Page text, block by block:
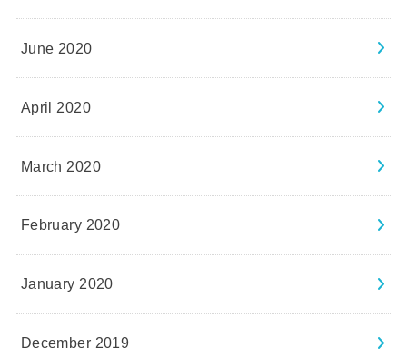
June 2020
April 2020
March 2020
February 2020
January 2020
December 2019